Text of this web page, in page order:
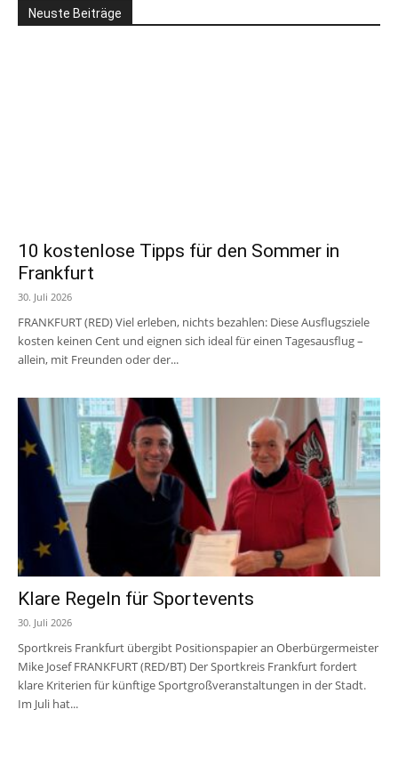
Neuste Beiträge
10 kostenlose Tipps für den Sommer in
Frankfurt
30. Juli 2026
FRANKFURT (RED) Viel erleben, nichts bezahlen: Diese Ausflugsziele
kosten keinen Cent und eignen sich ideal für einen Tagesausflug –
allein, mit Freunden oder der...
Klare Regeln für Sportevents
30. Juli 2026
Sportkreis Frankfurt übergibt Positionspapier an Oberbürgermeister
Mike Josef FRANKFURT (RED/BT) Der Sportkreis Frankfurt fordert
klare Kriterien für künftige Sportgroßveranstaltungen in der Stadt.
Im Juli hat...